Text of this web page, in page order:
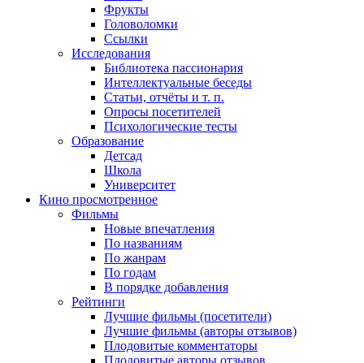
Фрукты
Головоломки
Ссылки
Исследования
Библиотека пассионария
Интеллектуальные беседы
Статьи, отчёты и т. п.
Опросы посетителей
Психологические тесты
Образование
Детсад
Школа
Университет
Кино просмотренное
Фильмы
Новые впечатления
По названиям
По жанрам
По годам
В порядке добавления
Рейтинги
Лучшие фильмы (посетители)
Лучшие фильмы (авторы отзывов)
Плодовитые комментаторы
Плодовитые авторы отзывов